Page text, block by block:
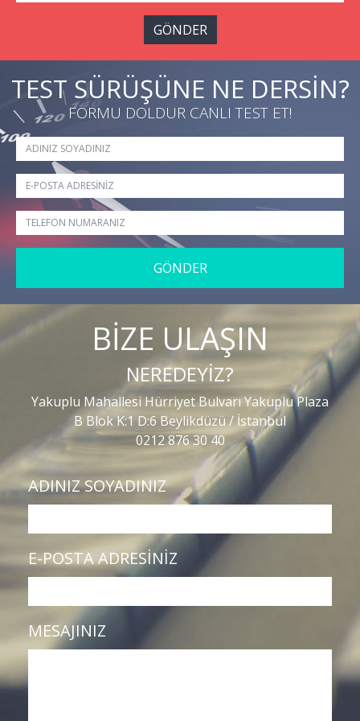
GÖNDER
TEST SÜRÜŞÜNE NE DERSİN?
FORMU DOLDUR CANLI TEST ET!
GÖNDER
BİZE ULAŞIN
NEREDEYİZ?
Yakuplu Mahallesi Hürriyet Bulvarı Yakuplu Plaza
B Blok K:1 D:6 Beylikdüzü / İstanbul
0212 876 30 40
ADINIZ SOYADINIZ
E-POSTA ADRESİNİZ
MESAJINIZ